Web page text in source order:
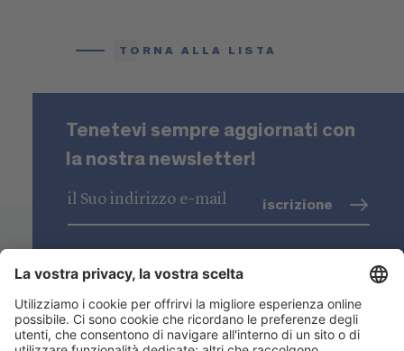
TORNA ALLA LISTA
Tenetevi sempre aggiornati con
la nostra newsletter!
iscrizione